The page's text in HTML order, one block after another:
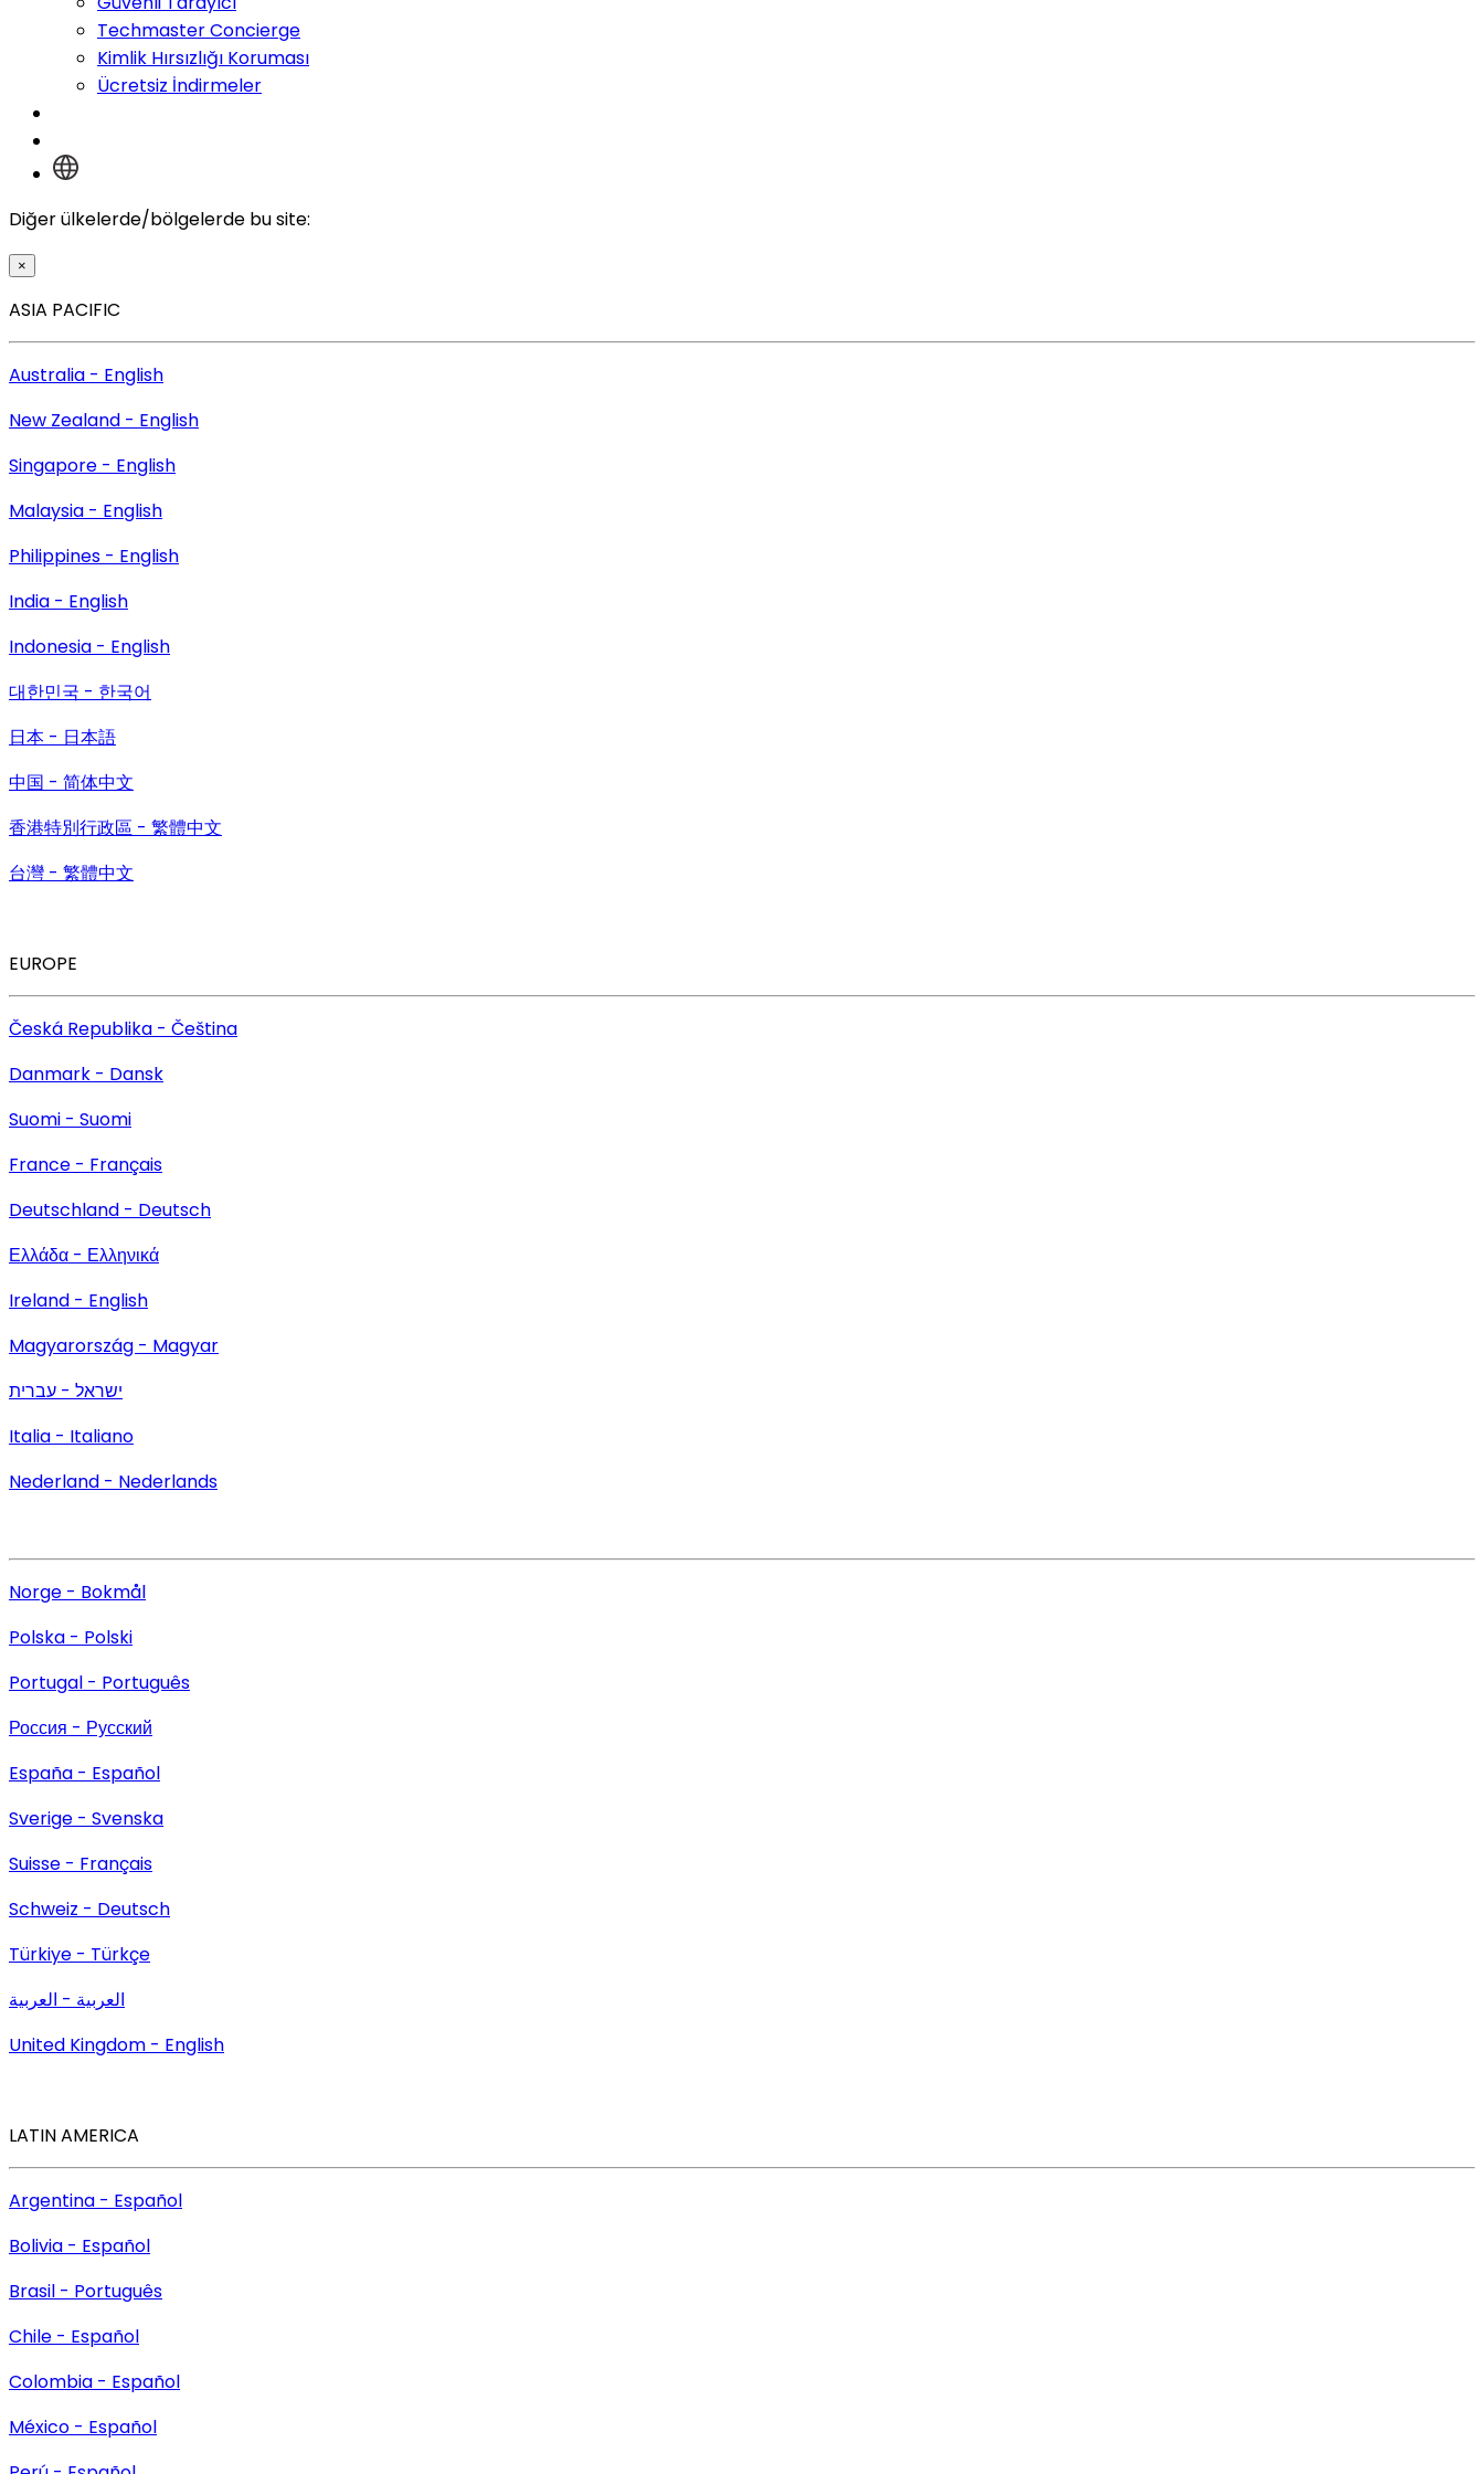
Techmaster Concierge
Kimlik Hırsızlığı Koruması
Ücretsiz İndirmeler
Diğer ülkelerde/bölgelerde bu site:
×
ASIA PACIFIC
Australia - English
New Zealand - English
Singapore - English
Malaysia - English
Philippines - English
India - English
Indonesia - English
대한민국 - 한국어
日本 - 日本語
中国 - 简体中文
香港特別行政區 - 繁體中文
台灣 - 繁體中文
EUROPE
Česká Republika - Čeština
Danmark - Dansk
Suomi - Suomi
France - Français
Deutschland - Deutsch
Ελλάδα - Ελληνικά
Ireland - English
Magyarország - Magyar
ישראל - עברית
Italia - Italiano
Nederland - Nederlands
Norge - Bokmål
Polska - Polski
Portugal - Português
Россия - Русский
España - Español
Sverige - Svenska
Suisse - Français
Schweiz - Deutsch
Türkiye - Türkçe
العربية - العربية
United Kingdom - English
LATIN AMERICA
Argentina - Español
Bolivia - Español
Brasil - Português
Chile - Español
Colombia - Español
México - Español